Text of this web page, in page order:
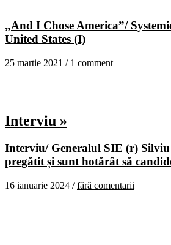
„And I Chose America”/
United States (I)
25 martie 2021 / 1 comment
Interviu »
Interviu/ Generalul SIE (r)
pregătit și sunt hotărât să
16 ianuarie 2024 /fără comentarii